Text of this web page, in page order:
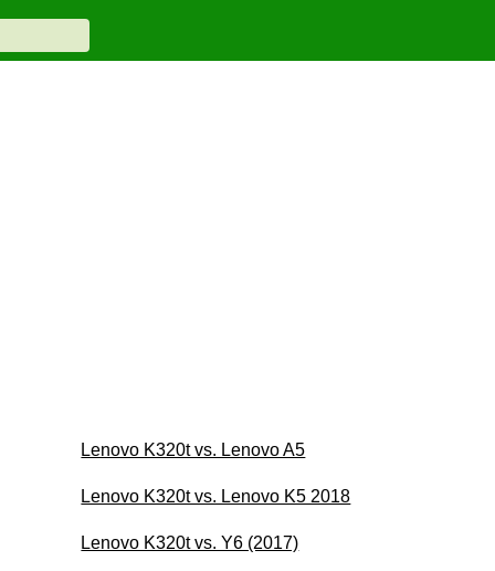
Lenovo K320t vs. Lenovo A5
Lenovo K320t vs. Lenovo K5 2018
Lenovo K320t vs. Y6 (2017)